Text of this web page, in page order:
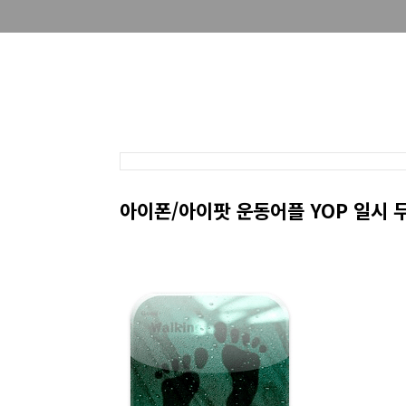
아이폰/아이팟 운동어플 YOP 일시